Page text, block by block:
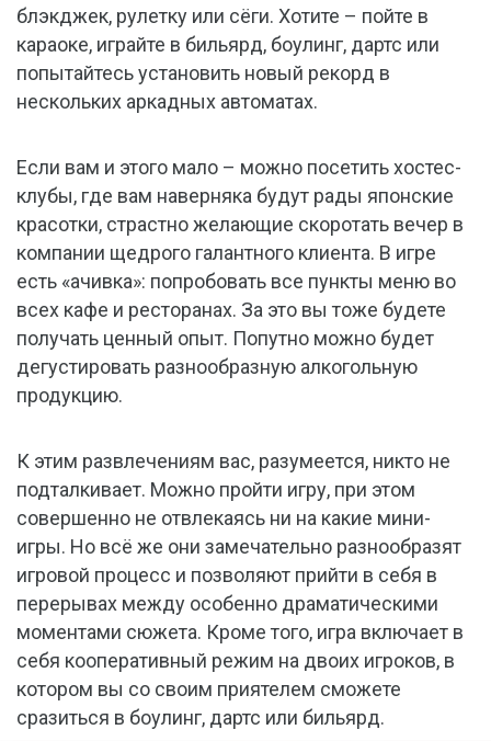
блэкджек, рулетку или сёги. Хотите – пойте в
караоке, играйте в бильярд, боулинг, дартс или
попытайтесь установить новый рекорд в
нескольких аркадных автоматах.
Если вам и этого мало – можно посетить хостес-
клубы, где вам наверняка будут рады японские
красотки, страстно желающие скоротать вечер в
компании щедрого галантного клиента. В игре
есть «ачивка»: попробовать все пункты меню во
всех кафе и ресторанах. За это вы тоже будете
получать ценный опыт. Попутно можно будет
дегустировать разнообразную алкогольную
продукцию.
К этим развлечениям вас, разумеется, никто не
подталкивает. Можно пройти игру, при этом
совершенно не отвлекаясь ни на какие мини-
игры. Но всё же они замечательно разнообразят
игровой процесс и позволяют прийти в себя в
перерывах между особенно драматическими
моментами сюжета. Кроме того, игра включает в
себя кооперативный режим на двоих игроков, в
котором вы со своим приятелем сможете
сразиться в боулинг, дартс или бильярд.